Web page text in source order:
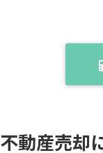
不動産売却